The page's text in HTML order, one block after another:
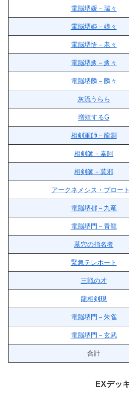
電脳堺媛－瑞々
電脳堺姫－娘々
電脳堺悟－老々
電脳堺豸－豸々
電脳堺麟－麟々
灰流うらら
増殖するG
相剣軍師－龍淵
相剣師－泰阿
相剣師－莫邪
アークネメシス・プロー
電脳堺都－九竜
電脳堺門－青龍
墓穴の指名者
緊急テレポート
三戦の才
龍相剣現
電脳堺門－朱雀
電脳堺門－玄武
合計
EXデッ